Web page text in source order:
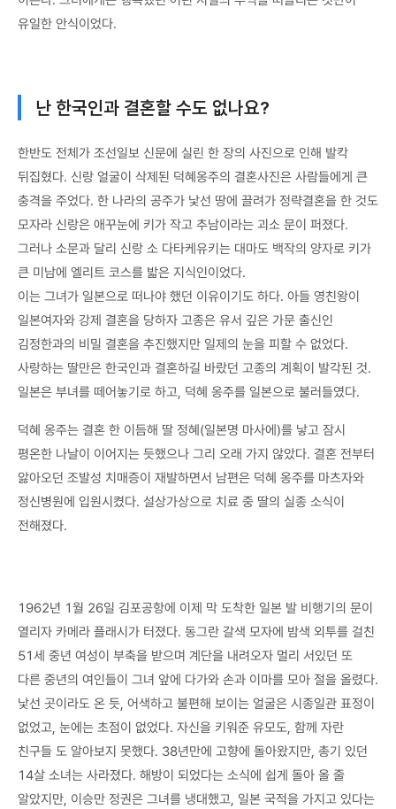
유일한 안식이었다.
난 한국인과 결혼할 수도 없나요?
한반도 전체가 조선일보 신문에 실린 한 장의 사진으로 인해 발칵
뒤집혔다. 신랑 얼굴이 삭제된 덕혜옹주의 결혼사진은 사람들에게 큰
충격을 주었다. 한 나라의 공주가 낯선 땅에 끌려가 정략결혼을 한 것도
모자라 신랑은 애꾸눈에 키가 작고 추남이라는 괴소 문이 퍼졌다.
그러나 소문과 달리 신랑 소 다타케유키는 대마도 백작의 양자로 키가
큰 미남에 엘리트 코스를 밟은 지식인이었다.
이는 그녀가 일본으로 떠나야 했던 이유이기도 하다. 아들 영친왕이
일본여자와 강제 결혼을 당하자 고종은 유서 깊은 가문 출신인
김정한과의 비밀 결혼을 추진했지만 일제의 눈을 피할 수 없었다.
사랑하는 딸만은 한국인과 결혼하길 바랐던 고종의 계획이 발각된 것.
일본은 부녀를 떼어놓기로 하고, 덕혜 옹주를 일본으로 불러들였다.
덕혜 옹주는 결혼 한 이듬해 딸 정혜(일본명 마사에)를 낳고 잠시
평온한 나날이 이어지는 듯했으나 그리 오래 가지 않았다. 결혼 전부터
앓아오던 조발성 치매증이 재발하면서 남편은 덕혜 옹주를 마츠자와
정신병원에 입원시켰다. 설상가상으로 치료 중 딸의 실종 소식이
전해졌다.
1962년 1월 26일 김포공항에 이제 막 도착한 일본 발 비행기의 문이
열리자 카메라 플래시가 터졌다. 동그란 갈색 모자에 밤색 외투를 걸친
51세 중년 여성이 부축을 받으며 계단을 내려오자 멀리 서있던 또
다른 중년의 여인들이 그녀 앞에 다가와 손과 이마를 모아 절을 올렸다.
낯선 곳이라도 온 듯, 어색하고 불편해 보이는 얼굴은 시종일관 표정이
없었고, 눈에는 초점이 없었다. 자신을 키워준 유모도, 함께 자란
친구들 도 알아보지 못했다. 38년만에 고향에 돌아왔지만, 총기 있던
14살 소녀는 사라졌다. 해방이 되었다는 소식에 쉽게 돌아 올 줄
알았지만, 이승만 정권은 그녀를 냉대했고, 일본 국적을 가지고 있다는